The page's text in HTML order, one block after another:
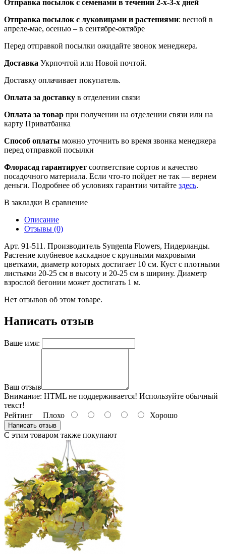
Отправка посылок с семенами в течении 2-х-3-х дней
Отправка посылок с луковицами и растениями: весной в
апреле-мае, осенью – в сентябре-октябре
Перед отправкой посылки ожидайте звонок менеджера.
Доставка Укрпочтой или Новой почтой.
Доставку оплачивает покупатель.
Оплата за доставку в отделении связи
Оплата за товар при получении на отделении связи или на
карту Приватбанка
Способ оплаты можно уточнить во время звонка менеджера
перед отправкой посылки
Флорасад гарантирует соответствие сортов и качество
посадочного материала. Если что-то пойдет не так — вернем
деньги. Подробнее об условиях гарантии читайте здесь.
В закладки В сравнение
Описание
Отзывы (0)
Арт. 91-511. Производитель Syngenta Flowers, Нидерланды.
Растение клубневое каскадное с крупными махровыми
цветками, диаметр которых достигает 10 см. Куст с плотными
листьями 20-25 см в высоту и 20-25 см в ширину. Диаметр
взрослой бегонии может достигать 1 м.
Нет отзывов об этом товаре.
Написать отзыв
Ваше имя:
Ваш отзыв
Внимание: HTML не поддерживается! Используйте обычный
текст!
Рейтинг Плохо Хорошо
Написать отзыв
С этим товаром также покупают